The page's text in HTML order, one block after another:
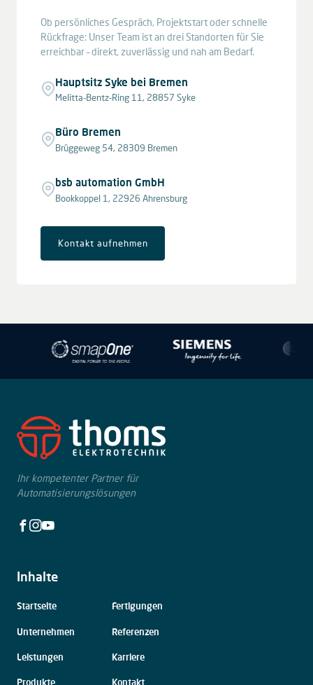
Ob persönliches Gespräch, Projektstart oder schnelle
Rückfrage: Unser Team ist an drei Standorten für Sie
erreichbar – direkt, zuverlässig und nah am Bedarf.
Hauptsitz Syke bei Bremen
Melitta-Bentz-Ring 11, 28857 Syke
Büro Bremen
Brüggeweg 54, 28309 Bremen
bsb automation GmbH
Bookkoppel 1, 22926 Ahrensburg
Kontakt aufnehmen
−
Ihr kompetenter Partner für
Automatisierungslösungen
Facebook
Instagram
Youtube
Inhalte
Navigation
Startseite
Unternehmen
Leistungen
Produkte
Fertigungen
Referenzen
Karriere
Kontakt